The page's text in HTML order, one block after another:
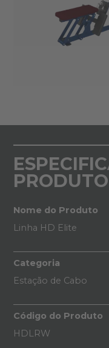
PRODUTO
Nome do Produto
Linha HD Elite
Categoria
Estação de Cabo
Código do Produto
HDLRW